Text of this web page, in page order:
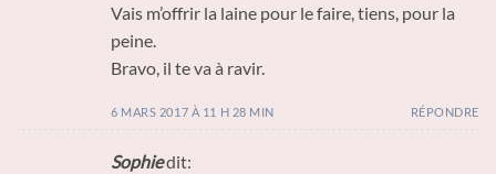
Vais m’offrir la laine pour le faire, tiens, pour la
peine.
Bravo, il te va à ravir.
6 MARS 2017 À 11 H 28 MIN RÉPONDRE
Sophiedit: